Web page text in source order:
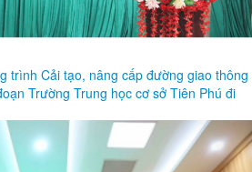
trình Cải tạo, nâng cấp đường giao thông
Trường Trung học cơ sở Tiên Phú đi